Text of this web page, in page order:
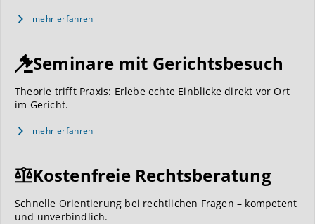
mehr erfahren
Seminare mit Gerichtsbesuch
Theorie trifft Praxis: Erlebe echte Einblicke direkt vor Ort
im Gericht.
mehr erfahren
Kostenfreie Rechtsberatung
Schnelle Orientierung bei rechtlichen Fragen – kompetent
und unverbindlich.